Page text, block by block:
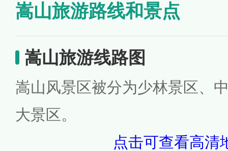
嵩山旅游路线和景点
嵩山旅游线路图
嵩山风景区被分为少林景区、
大景区。
点击可查看高清